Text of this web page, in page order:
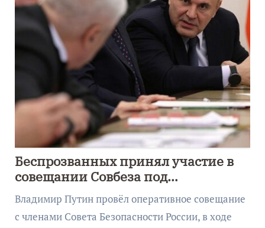
Беспрозванных принял участие в
совещании Совбеза под
руководством Путина
Владимир Путин провёл оперативное совещание
с членами Совета Безопасности России, в ходе